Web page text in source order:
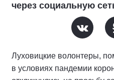
через социальную
Луховицкие волонтеры,
в условиях пандемии